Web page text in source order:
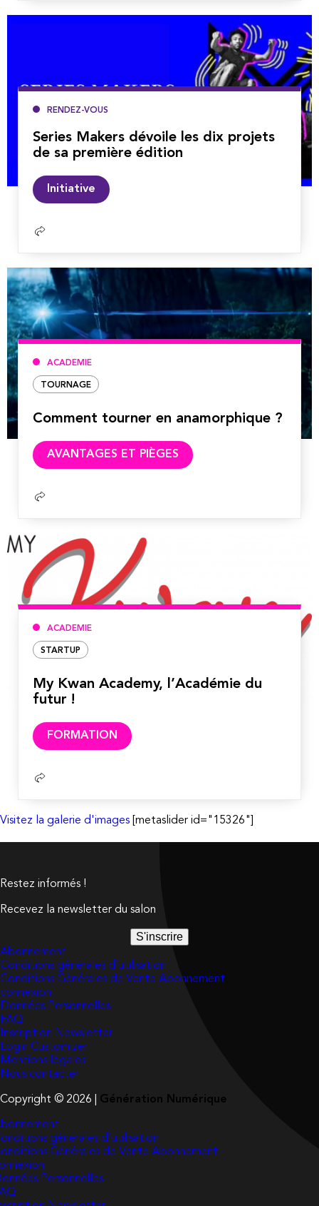
RENDEZ-VOUS
Series Makers dévoile les dix projets
de sa première édition
Initiative
ACADEMIE
TOURNAGE
Comment tourner en anamorphique ?
AVANTAGES ET PIÈGES
ACADEMIE
STARTUP
My Kwan Academy, l’Académie du
futur !
FORMATION
Visitez la galerie d'images [metaslider id="15326"]
Restez informés !
Recevez la newsletter du salon
S'inscrire
Abonnement
Conditions générales d’utilisation
Conditions Générales de Vente Abonnement
connexion
Données Personnelles
FAQ
Inscription Newsletter
Login Customizer
Mentions légales
Nous contacter
Copyright © 2026 | Génération Numérique
générales d’utilisation
Générales de Vente Abonnement
Personnelles